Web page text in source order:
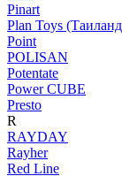
Pinart
Plan Toys
Point
POLISAN
Potentate
Power CUBE
Presto
R
RAYDAY
Rayher
Red Line